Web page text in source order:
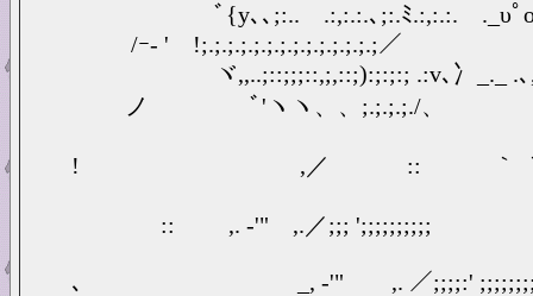
ﾞ{y､､;:..ゞ.:,:.:.､;:.ﾐ.:,:.:.
/ｰ- ' !;.;.;.;.;.;.;.;.;.;.;.;.;.;／
ヾ,,..;::;;;::,;,::;):;:;:; .:v､冫
ノ ﾞ'ヽヽ、、;.;.;.;./、
! ,／ :: ｀ ｀''＞'´
:: ,. -'" ,.／;;; ';;;;;;;;;;
､ _, ‐'" ,. ／;;;;:'